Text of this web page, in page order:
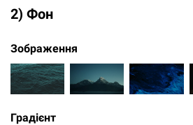
2) Фон
Зображення
Градієнт